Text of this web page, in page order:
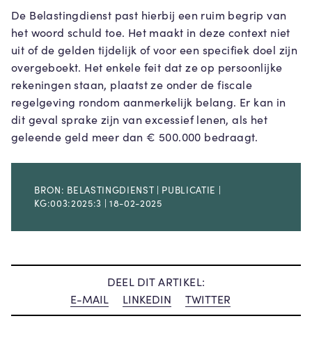
De Belastingdienst past hierbij een ruim begrip van
het woord schuld toe. Het maakt in deze context niet
uit of de gelden tijdelijk of voor een specifiek doel zijn
overgeboekt. Het enkele feit dat ze op persoonlijke
rekeningen staan, plaatst ze onder de fiscale
regelgeving rondom aanmerkelijk belang. Er kan in
dit geval sprake zijn van excessief lenen, als het
geleende geld meer dan € 500.000 bedraagt.
BRON: BELASTINGDIENST | PUBLICATIE |
KG:003:2025:3 | 18-02-2025
DEEL DIT ARTIKEL:
E-MAIL
LINKEDIN TWITTER